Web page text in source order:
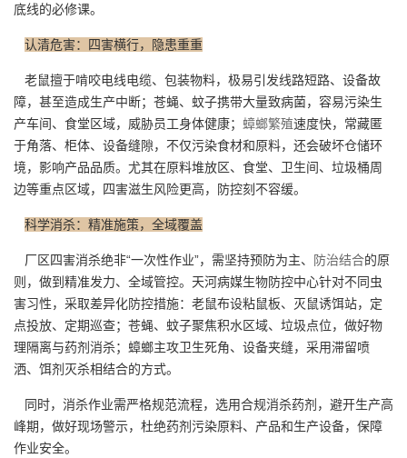
底线的必修课。
认清危害：四害横行，隐患重重
老鼠擅于啃咬电线电缆、包装物料，极易引发线路短路、设备故
障，甚至造成生产中断；苍蝇、蚊子携带大量致病菌，容易污染生
产车间、食堂区域，威胁员工身体健康； 蟑螂繁殖速度快，常藏匿
于角落、柜体、设备缝隙，不仅污染食材和原料，还会破坏仓储环
境，影响产品品质。尤其在原料堆放区、食堂、卫生间、垃圾桶周
边等重点区域，四害滋生风险更高，防控刻不容缓。
科学消杀：精准施策，全域覆盖
厂区四害消杀绝非“一次性作业”，需坚持预防为主、 防治结合的原
则，做到精准发力、全域管控。天河病媒生物防控中心针对不同虫
害习性，采取差异化防控措施：老鼠布设粘鼠板、灭鼠诱饵站，定
点投放、定期巡查；苍蝇、蚊子聚焦积水区域、垃圾点位，做好物
理隔离与药剂消杀；蟑螂主攻卫生死角、设备夹缝，采用滞留喷
洒、饵剂灭杀相结合的方式。
同时，消杀作业需严格规范流程，选用合规消杀药剂，避开生产高
峰期，做好现场警示，杜绝药剂污染原料、产品和生产设备，保障
作业安全。